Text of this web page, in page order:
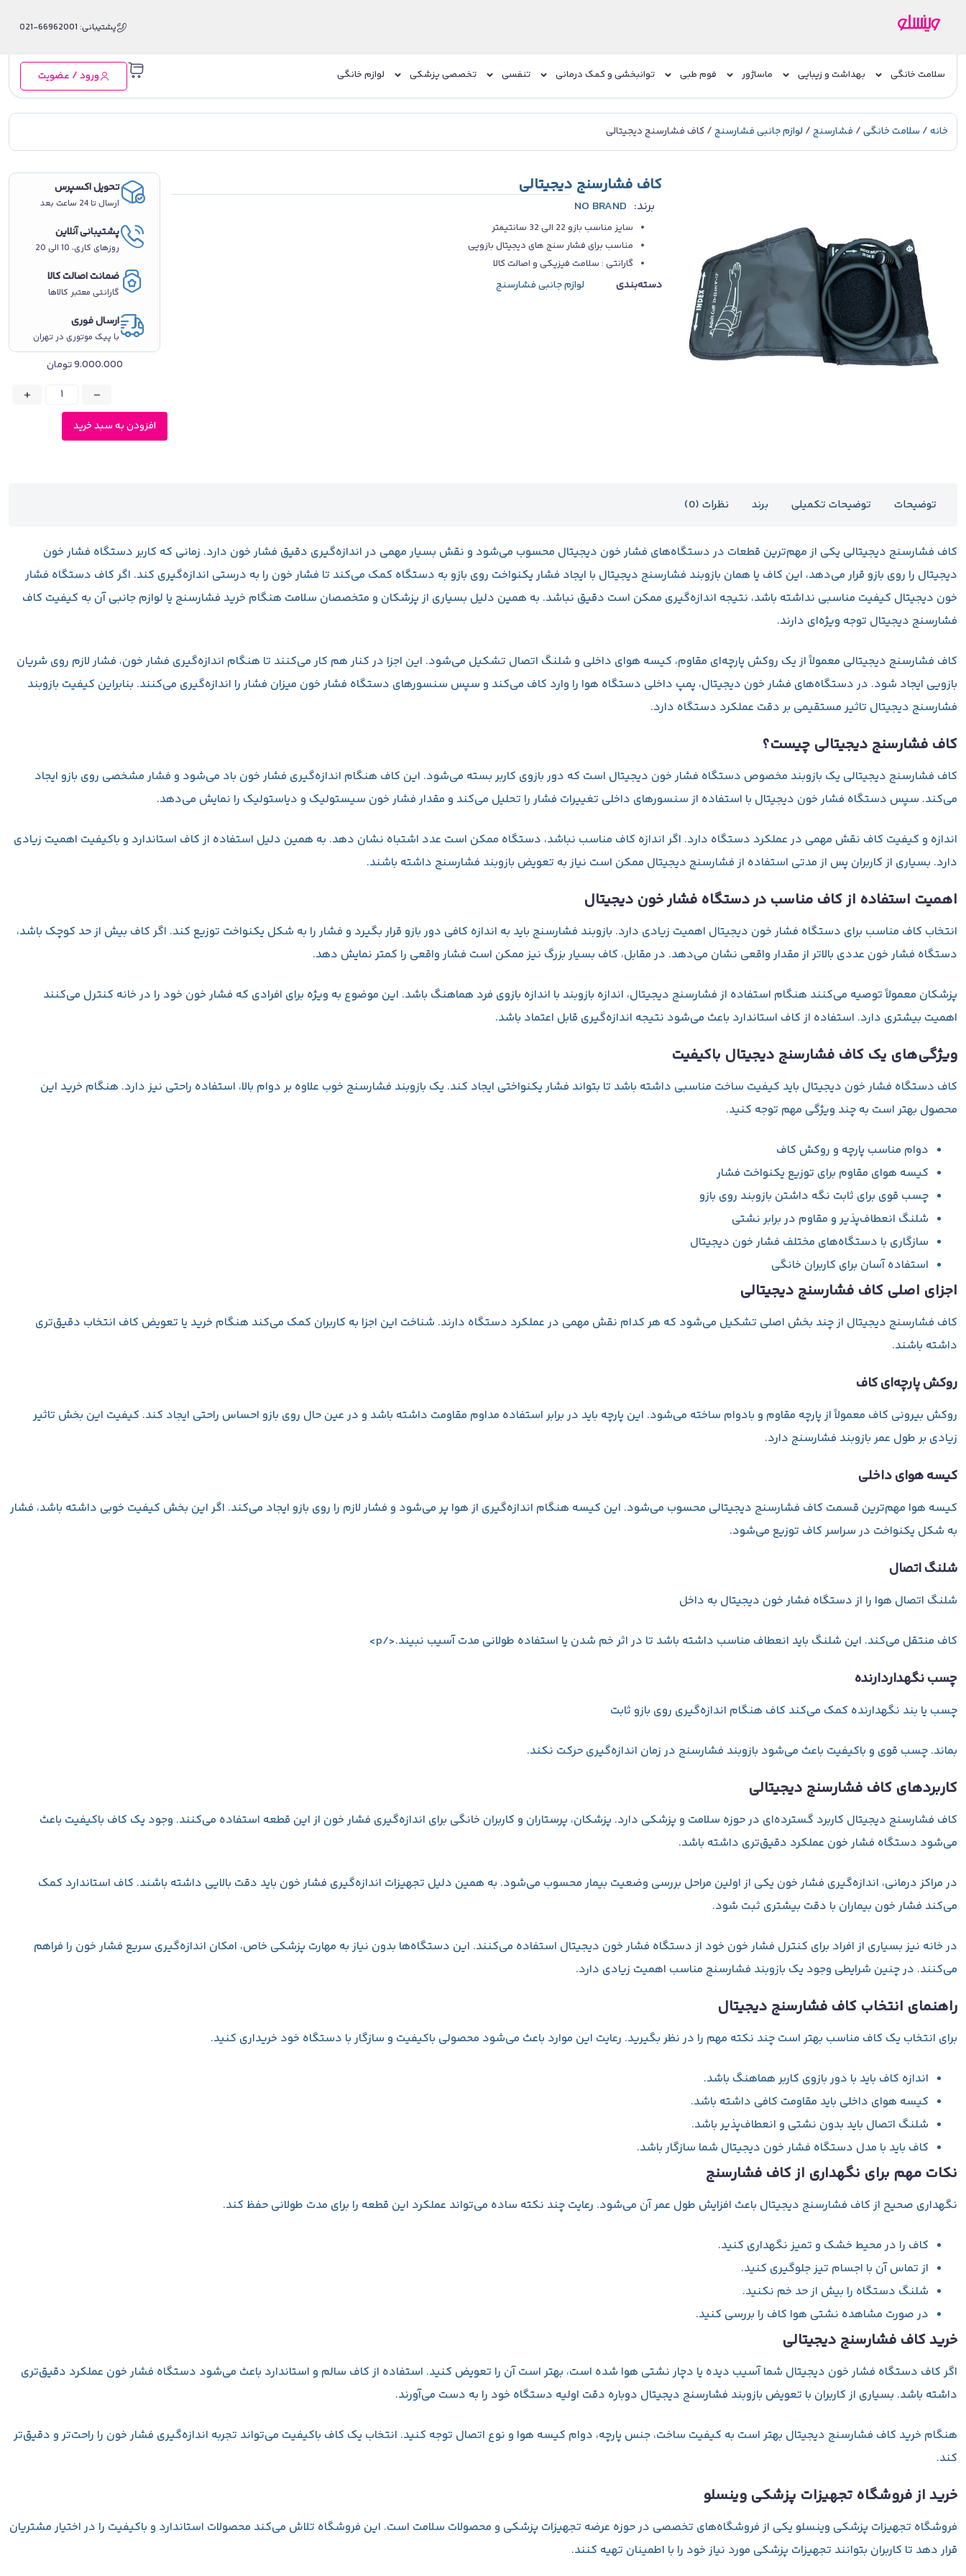
پشتیبانی: 66962001-021
سلامت خانگی بهداشت و زیبایی ماساژور فوم طبی توانبخشی و کمک درمانی تنفسی تخصصی پزشکی لوازم خانگی ورود / عضویت
خانه/ سلامت خانگی/ فشارسنج/ لوازم جانبی فشارسنج/ کاف فشارسنج دیجیتالی
کاف فشارسنج دیجیتالی
برند: NO BRAND
سایز مناسب بازو 22 الی 32 سانتیمتر
مناسب برای فشار سنج های دیجیتال بازویی
گارانتی : سلامت فیزیکی و اصالت کالا
دسته‌بندی لوازم جانبی فشارسنج
تحویل اکسپرس
ارسال تا 24 ساعت بعد
پشتیبانی آنلاین
روزهای کاری، 10 الی 20
ضمانت اصالت کالا
گارانتی معتبر کالاها
ارسال فوری
با پیک موتوری در تهران
9.000.000تومان
-
+
افزودن به سبد خرید
توضیحات توضیحات تکمیلی برند نظرات (0)
کاف فشارسنج دیجیتالی یکی از مهم‌ترین قطعات در دستگاه‌های فشار خون دیجیتال محسوب می‌شود و نقش بسیار مهمی در اندازه‌گیری دقیق فشار خون دارد. زمانی که کاربر دستگاه فشار خون
دیجیتال را روی بازو قرار می‌دهد، این کاف یا همان بازوبند فشارسنج دیجیتال با ایجاد فشار یکنواخت روی بازو به دستگاه کمک می‌کند تا فشار خون را به درستی اندازه‌گیری کند. اگر کاف دستگاه فشار
خون دیجیتال کیفیت مناسبی نداشته باشد، نتیجه اندازه‌گیری ممکن است دقیق نباشد. به همین دلیل بسیاری از پزشکان و متخصصان سلامت هنگام خرید فشارسنج یا لوازم جانبی آن به کیفیت کاف
فشارسنج دیجیتال توجه ویژه‌ای دارند.
کاف فشارسنج دیجیتالی معمولاً از یک روکش پارچه‌ای مقاوم، کیسه هوای داخلی و شلنگ اتصال تشکیل می‌شود. این اجزا در کنار هم کار می‌کنند تا هنگام اندازه‌گیری فشار خون، فشار لازم روی شریان
بازویی ایجاد شود. در دستگاه‌های فشار خون دیجیتال، پمپ داخلی دستگاه هوا را وارد کاف می‌کند و سپس سنسورهای دستگاه فشار خون میزان فشار را اندازه‌گیری می‌کنند. بنابراین کیفیت بازوبند
فشارسنج دیجیتال تاثیر مستقیمی بر دقت عملکرد دستگاه دارد.
کاف فشارسنج دیجیتالی چیست؟
کاف فشارسنج دیجیتالی یک بازوبند مخصوص دستگاه فشار خون دیجیتال است که دور بازوی کاربر بسته می‌شود. این کاف هنگام اندازه‌گیری فشار خون باد می‌شود و فشار مشخصی روی بازو ایجاد
می‌کند. سپس دستگاه فشار خون دیجیتال با استفاده از سنسورهای داخلی تغییرات فشار را تحلیل می‌کند و مقدار فشار خون سیستولیک و دیاستولیک را نمایش می‌دهد.
اندازه و کیفیت کاف نقش مهمی در عملکرد دستگاه دارد. اگر اندازه کاف مناسب نباشد، دستگاه ممکن است عدد اشتباه نشان دهد. به همین دلیل استفاده از کاف استاندارد و باکیفیت اهمیت زیادی
دارد. بسیاری از کاربران پس از مدتی استفاده از فشارسنج دیجیتال ممکن است نیاز به تعویض بازوبند فشارسنج داشته باشند.
اهمیت استفاده از کاف مناسب در دستگاه فشار خون دیجیتال
انتخاب کاف مناسب برای دستگاه فشار خون دیجیتال اهمیت زیادی دارد. بازوبند فشارسنج باید به اندازه کافی دور بازو قرار بگیرد و فشار را به شکل یکنواخت توزیع کند. اگر کاف بیش از حد کوچک باشد،
دستگاه فشار خون عددی بالاتر از مقدار واقعی نشان می‌دهد. در مقابل، کاف بسیار بزرگ نیز ممکن است فشار واقعی را کمتر نمایش دهد.
پزشکان معمولاً توصیه می‌کنند هنگام استفاده از فشارسنج دیجیتال، اندازه بازوبند با اندازه بازوی فرد هماهنگ باشد. این موضوع به ویژه برای افرادی که فشار خون خود را در خانه کنترل می‌کنند
اهمیت بیشتری دارد. استفاده از کاف استاندارد باعث می‌شود نتیجه اندازه‌گیری قابل اعتماد باشد.
ویژگی‌های یک کاف فشارسنج دیجیتال باکیفیت
کاف دستگاه فشار خون دیجیتال باید کیفیت ساخت مناسبی داشته باشد تا بتواند فشار یکنواختی ایجاد کند. یک بازوبند فشارسنج خوب علاوه بر دوام بالا، استفاده راحتی نیز دارد. هنگام خرید این
محصول بهتر است به چند ویژگی مهم توجه کنید.
دوام مناسب پارچه و روکش کاف
کیسه هوای مقاوم برای توزیع یکنواخت فشار
چسب قوی برای ثابت نگه داشتن بازوبند روی بازو
شلنگ انعطاف‌پذیر و مقاوم در برابر نشتی
سازگاری با دستگاه‌های مختلف فشار خون دیجیتال
استفاده آسان برای کاربران خانگی
اجزای اصلی کاف فشارسنج دیجیتالی
کاف فشارسنج دیجیتال از چند بخش اصلی تشکیل می‌شود که هر کدام نقش مهمی در عملکرد دستگاه دارند. شناخت این اجزا به کاربران کمک می‌کند هنگام خرید یا تعویض کاف انتخاب دقیق‌تری
داشته باشند.
روکش پارچه‌ای کاف
روکش بیرونی کاف معمولاً از پارچه مقاوم و بادوام ساخته می‌شود. این پارچه باید در برابر استفاده مداوم مقاومت داشته باشد و در عین حال روی بازو احساس راحتی ایجاد کند. کیفیت این بخش تاثیر
زیادی بر طول عمر بازوبند فشارسنج دارد.
کیسه هوای داخلی
کیسه هوا مهم‌ترین قسمت کاف فشارسنج دیجیتالی محسوب می‌شود. این کیسه هنگام اندازه‌گیری از هوا پر می‌شود و فشار لازم را روی بازو ایجاد می‌کند. اگر این بخش کیفیت خوبی داشته باشد، فشار
به شکل یکنواخت در سراسر کاف توزیع می‌شود.
شلنگ اتصال
شلنگ اتصال هوا را از دستگاه فشار خون دیجیتال به داخل
کاف منتقل می‌کند. این شلنگ باید انعطاف مناسب داشته باشد تا در اثر خم شدن یا استفاده طولانی مدت آسیب نبیند.</p>
چسب نگهداردارنده
چسب یا بند نگهدارنده کمک می‌کند کاف هنگام اندازه‌گیری روی بازو ثابت
بماند. چسب قوی و باکیفیت باعث می‌شود بازوبند فشارسنج در زمان اندازه‌گیری حرکت نکند.
کاربردهای کاف فشارسنج دیجیتالی
کاف فشارسنج دیجیتال کاربرد گسترده‌ای در حوزه سلامت و پزشکی دارد. پزشکان، پرستاران و کاربران خانگی برای اندازه‌گیری فشار خون از این قطعه استفاده می‌کنند. وجود یک کاف باکیفیت باعث
می‌شود دستگاه فشار خون عملکرد دقیق‌تری داشته باشد.
در مراکز درمانی، اندازه‌گیری فشار خون یکی از اولین مراحل بررسی وضعیت بیمار محسوب می‌شود. به همین دلیل تجهیزات اندازه‌گیری فشار خون باید دقت بالایی داشته باشند. کاف استاندارد کمک
می‌کند فشار خون بیماران با دقت بیشتری ثبت شود.
در خانه نیز بسیاری از افراد برای کنترل فشار خون خود از دستگاه فشار خون دیجیتال استفاده می‌کنند. این دستگاه‌ها بدون نیاز به مهارت پزشکی خاص، امکان اندازه‌گیری سریع فشار خون را فراهم
می‌کنند. در چنین شرایطی وجود یک بازوبند فشارسنج مناسب اهمیت زیادی دارد.
راهنمای انتخاب کاف فشارسنج دیجیتال
برای انتخاب یک کاف مناسب بهتر است چند نکته مهم را در نظر بگیرید. رعایت این موارد باعث می‌شود محصولی باکیفیت و سازگار با دستگاه خود خریداری کنید.
اندازه کاف باید با دور بازوی کاربر هماهنگ باشد.
کیسه هوای داخلی باید مقاومت کافی داشته باشد.
شلنگ اتصال باید بدون نشتی و انعطاف‌پذیر باشد.
کاف باید با مدل دستگاه فشار خون دیجیتال شما سازگار باشد.
نکات مهم برای نگهداری از کاف فشارسنج
نگهداری صحیح از کاف فشارسنج دیجیتال باعث افزایش طول عمر آن می‌شود. رعایت چند نکته ساده می‌تواند عملکرد این قطعه را برای مدت طولانی حفظ کند.
کاف را در محیط خشک و تمیز نگهداری کنید.
از تماس آن با اجسام تیز جلوگیری کنید.
شلنگ دستگاه را بیش از حد خم نکنید.
در صورت مشاهده نشتی هوا کاف را بررسی کنید.
خرید کاف فشارسنج دیجیتالی
اگر کاف دستگاه فشار خون دیجیتال شما آسیب دیده یا دچار نشتی هوا شده است، بهتر است آن را تعویض کنید. استفاده از کاف سالم و استاندارد باعث می‌شود دستگاه فشار خون عملکرد دقیق‌تری
داشته باشد. بسیاری از کاربران با تعویض بازوبند فشارسنج دیجیتال دوباره دقت اولیه دستگاه خود را به دست می‌آورند.
هنگام خرید کاف فشارسنج دیجیتال بهتر است به کیفیت ساخت، جنس پارچه، دوام کیسه هوا و نوع اتصال توجه کنید. انتخاب یک کاف باکیفیت می‌تواند تجربه اندازه‌گیری فشار خون را راحت‌تر و دقیق‌تر
کند.
خرید از فروشگاه تجهیزات پزشکی وینسلو
فروشگاه تجهیزات پزشکی وینسلو یکی از فروشگاه‌های تخصصی در حوزه عرضه تجهیزات پزشکی و محصولات سلامت است. این فروشگاه تلاش می‌کند محصولات استاندارد و باکیفیت را در اختیار مشتریان
قرار دهد تا کاربران بتوانند تجهیزات پزشکی مورد نیاز خود را با اطمینان تهیه کنند.